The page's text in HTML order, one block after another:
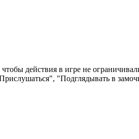
действия в игре не
"Подглядывать в